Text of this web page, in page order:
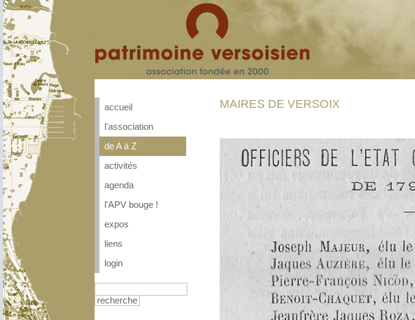
accueil
l'association
de A à Z
activités
agenda
l'APV bouge !
expos
liens
login
recherche
MAIRES DE VERSOIX